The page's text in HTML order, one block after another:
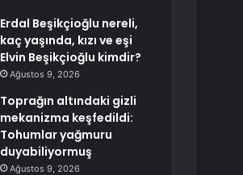
Erdal Beşikçioğlu nereli,
kaç yaşında, kızı ve eşi
Elvin Beşikçioğlu kimdir?
Ağustos 9, 2026
Toprağın altındaki gizli
mekanizma keşfedildi:
Tohumlar yağmuru
duyabiliyormuş
Ağustos 9, 2026